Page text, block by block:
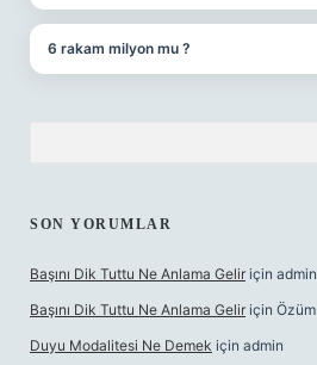
6 rakam milyon mu ?
SON YORUMLAR
Başını Dik Tuttu Ne Anlama Gelir için admin
Başını Dik Tuttu Ne Anlama Gelir için Özüm
Duyu Modalitesi Ne Demek için admin